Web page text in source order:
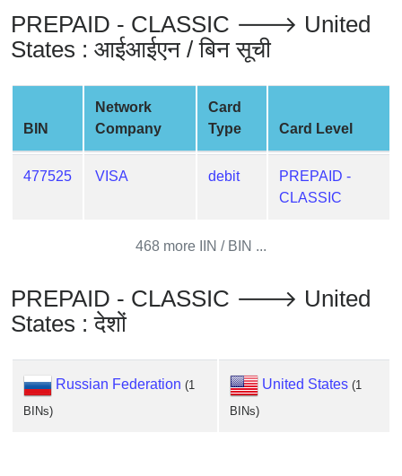
from
BIN
Credit
Card
Service
What
?
IP
Lookup
IP
BIN
Checker
PREPAID - CLASSIC 🡒 United
States : आईआईएन / बिन सूची
BIN
Network
Company
Card
Type
Card Level
477525 VISA debit
PREPAID -
CLASSIC
468 more IIN / BIN ...
PREPAID - CLASSIC 🡒 United
States : देशों
Russian Federation (1
BINs)
United States (1
BINs)